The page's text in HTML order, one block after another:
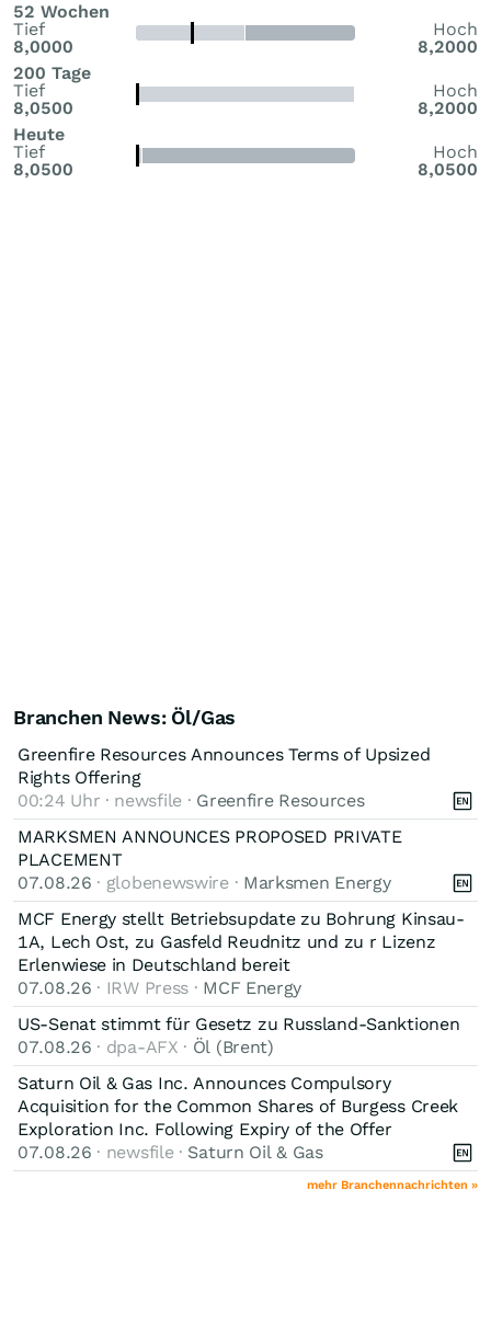
52 Wochen
Tief
8,0000
Hoch
8,2000
200 Tage
Tief
8,0500
Hoch
8,2000
Heute
Tief
8,0500
Hoch
8,0500
Branchen News: Öl/Gas
Greenfire Resources Announces Terms of Upsized
Rights Offering
00:24 Uhr · newsfile · Greenfire Resources
MARKSMEN ANNOUNCES PROPOSED PRIVATE
PLACEMENT
07.08.26 · globenewswire · Marksmen Energy
MCF Energy stellt Betriebsupdate zu Bohrung Kinsau-
1A, Lech Ost, zu Gasfeld Reudnitz und zu r Lizenz
Erlenwiese in Deutschland bereit
07.08.26 · IRW Press · MCF Energy
US-Senat stimmt für Gesetz zu Russland-Sanktionen
07.08.26 · dpa-AFX · Öl (Brent)
Saturn Oil & Gas Inc. Announces Compulsory
Acquisition for the Common Shares of Burgess Creek
Exploration Inc. Following Expiry of the Offer
07.08.26 · newsfile · Saturn Oil & Gas
mehr Branchennachrichten »